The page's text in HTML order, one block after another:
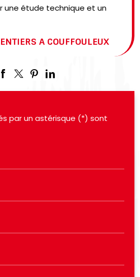
une étude technique et un
A COUFFOULEUX
par un astérisque (*) sont